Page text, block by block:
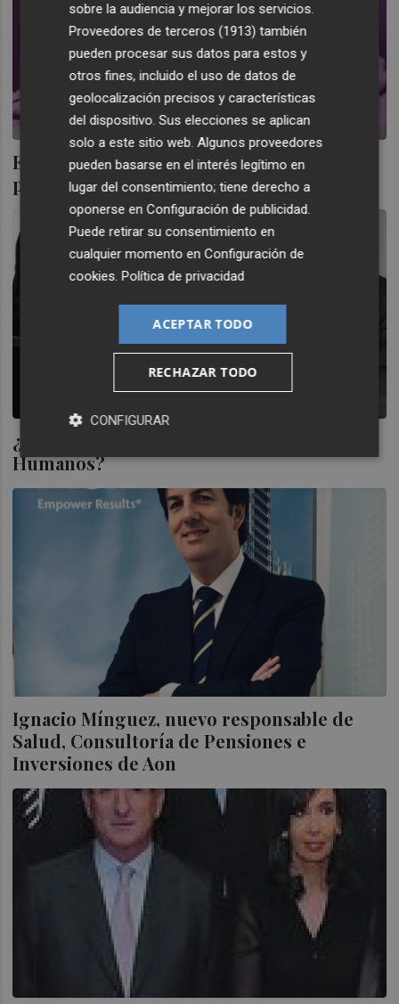
Ezentis designa a Aon para gestionar las
pólizas de seguros
¿Cuáles son los retos de los Recursos
Humanos?
Ignacio Mínguez, nuevo responsable de
Salud, Consultoría de Pensiones e
Inversiones de Aon
sobre la audiencia y mejorar los servicios.
Proveedores de terceros (1913) también
pueden procesar sus datos para estos y
otros fines, incluido el uso de datos de
geolocalización precisos y características
del dispositivo. Sus elecciones se aplican
solo a este sitio web. Algunos proveedores
pueden basarse en el interés legítimo en
lugar del consentimiento; tiene derecho a
oponerse enConfiguración de publicidad.
Puede retirar su consentimiento en
cualquier momento enConfiguración de
cookies.Política de privacidad
ACEPTAR TODO
RECHAZAR TODO
CONFIGURAR